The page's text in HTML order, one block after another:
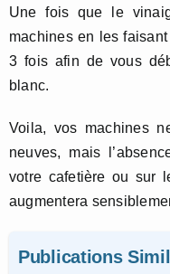
Une fois que le
machines en les
3 fois afin de vous
blanc.
Voila, vos machines
neuves, mais
votre cafetière ou sur
augmentera
Publications